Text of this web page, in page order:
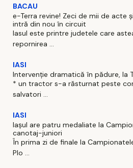
BACAU
e-Terra revine! Zeci de mii de acte
intră din nou în circuit
Iasul este printre judetele care
repornirea ...
IASI
Intervenție dramatică în pădure, la
* un tractor s-a răsturnat peste
salvatori ...
IASI
Iaşul are patru medaliate la
canotaj-juniori
În prima zi de finale la
Plo ...